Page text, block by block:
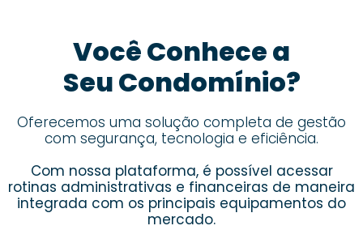
Você Conhece a
Seu Condomínio?
Oferecemos uma solução completa de gestão
com segurança, tecnologia e eficiência.
Com nossa plataforma, é possível acessar
rotinas administrativas e financeiras de maneira
integrada com os principais equipamentos do
mercado.